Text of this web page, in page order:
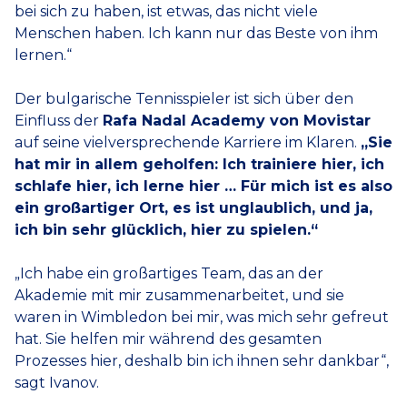
bei sich zu haben, ist etwas, das nicht viele
Menschen haben. Ich kann nur das Beste von ihm
lernen.“
Der bulgarische Tennisspieler ist sich über den
Einfluss der Rafa Nadal Academy von Movistar
auf seine vielversprechende Karriere im Klaren. „Sie
hat mir in allem geholfen: Ich trainiere hier, ich
schlafe hier, ich lerne hier … Für mich ist es also
ein großartiger Ort, es ist unglaublich, und ja,
ich bin sehr glücklich, hier zu spielen.“
„Ich habe ein großartiges Team, das an der
Akademie mit mir zusammenarbeitet, und sie
waren in Wimbledon bei mir, was mich sehr gefreut
hat. Sie helfen mir während des gesamten
Prozesses hier, deshalb bin ich ihnen sehr dankbar“,
sagt Ivanov.